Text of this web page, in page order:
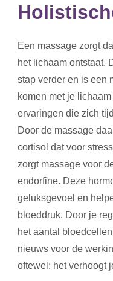
Een massage zorgt
het lichaam ontstaat.
stap verder en is een
komen met je
ervaringen die zich
Door de massage
cortisol dat voor
zorgt massage voor
endorfine. Deze
geluksgevoel en
bloeddruk. Door je
het aantal
nieuws voor de
oftewel: het verhoogt